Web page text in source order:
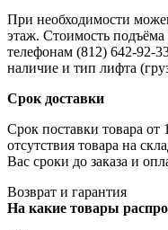
При необходимости
этаж. Стоимость
телефонам (812) 642-92-
наличие и тип лифта
Срок доставки
Срок поставки товара от
отсутствия товара на
Вас сроки до заказа и
Возврат и гарантия
На какие товары